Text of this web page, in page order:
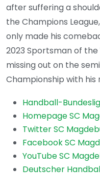
after suffering a
the Champions
only made his
2023 Sportsman of
missing out on the
Championship with his
Handball-
Homepage SC
Twitter SC
Facebook SC
YouTube SC
Deutscher